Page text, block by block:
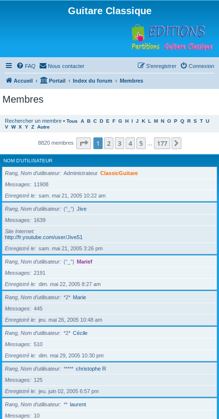
Guitare Classique
FAQ Nous contacter Connexion
S’enregistrer
Accueil Portail Index du forum Membres
Membres
Rechercher un membre • Tous A B C D E F G H I J K L M N O P Q R S T U
V W X Y Z Autre
8820 membres Page 1sur177
1 2 3 4 5 177
NOM D’UTILISATEUR
Rang, Nom d’utilisateur Administrateur ClassicGuitare
Messages
11908
Enregistré le
sam. mai 21, 2005 10:22 am
Rang, Nom d’utilisateur (°_°) Jive
Messages
1639
Site Internet
http://fr.youtube.com/user/Jive51
Enregistré le
sam. mai 21, 2005 3:26 pm
Rang, Nom d’utilisateur (°_°) Marief
Messages
2191
Enregistré le
dim. mai 22, 2005 8:27 am
Rang, Nom d’utilisateur *2* Marie
Messages
445
Enregistré le
jeu. mai 26, 2005 10:48 am
Rang, Nom d’utilisateur *2* Cécile
Messages
510
Enregistré le
dim. mai 29, 2005 10:30 pm
Rang, Nom d’utilisateur ***** christophe R
Messages
125
Enregistré le
jeu. juin 02, 2005 6:57 pm
Rang, Nom d’utilisateur ** laurent
Messages
10